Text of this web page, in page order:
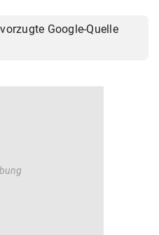
Google-Quelle